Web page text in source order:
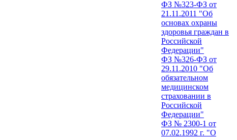
ФЗ №323-ФЗ от
21.11.2011 "Об
основах охраны
здоровья граждан в
Российской
Федерации"
ФЗ №326-ФЗ от
29.11.2010 "Об
обязательном
медицинском
страховании в
Российской
Федерации"
ФЗ № 2300-1 от
07.02.1992 г. "О